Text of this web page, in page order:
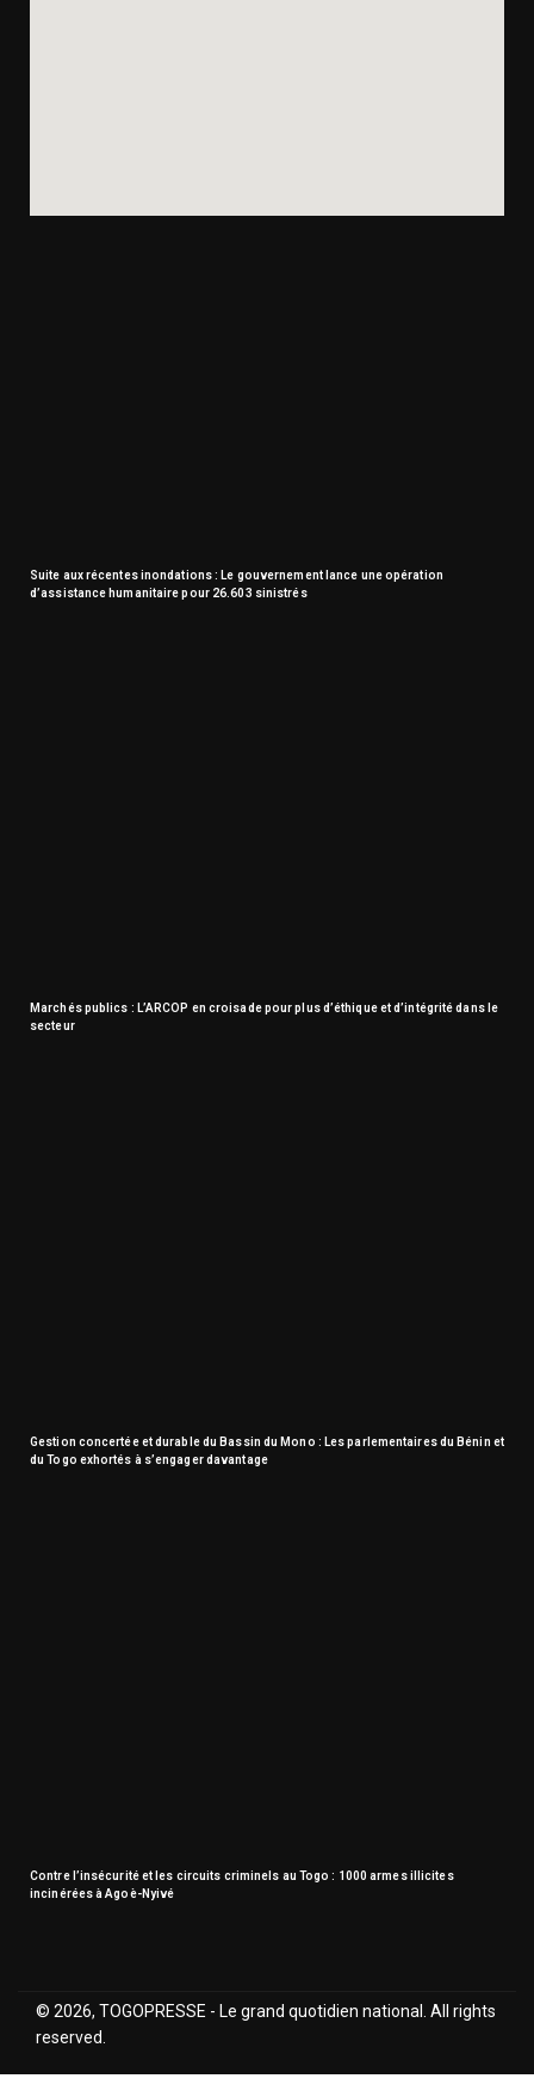
Suite aux récentes inondations : Le gouvernement lance une opération
d’assistance humanitaire pour 26.603 sinistrés
Marchés publics : L’ARCOP en croisade pour plus d’éthique et d’intégrité dans le
secteur
Gestion concertée et durable du Bassin du Mono : Les parlementaires du Bénin et
du Togo exhortés à s’engager davantage
Contre l’insécurité et les circuits criminels au Togo : 1000 armes illicites
incinérées à Agoè-Nyivé
© 2026, TOGOPRESSE - Le grand quotidien national. All rights
reserved.